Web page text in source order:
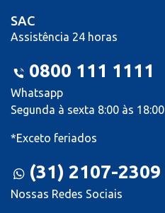
SAC
Assistência 24 horas
0800 111 1111
Whatsapp
Segunda à sexta 8:00 às 18:00
*Exceto feriados
(31) 2107-2309
Nossas Redes Sociais